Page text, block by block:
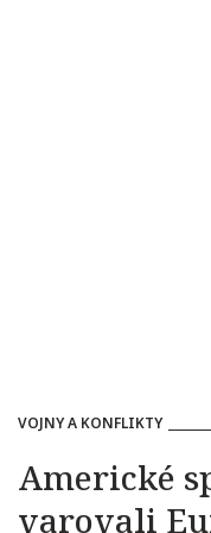
VOJNY A KONFLIKTY
Americké
varovali